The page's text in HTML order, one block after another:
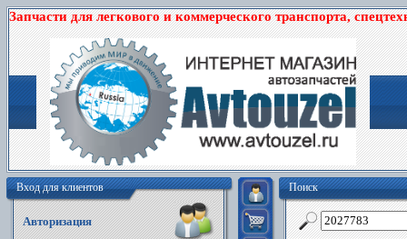
Запчасти для легкового и коммерческого транспорта,
Вход для клиентов
Авторизация
Поиск